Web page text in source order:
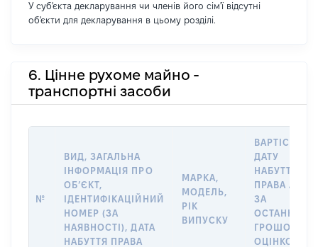
У суб'єкта декларування чи членів його сім'ї відсутні
об'єкти для декларування в цьому розділі.
6. Цінне рухоме майно -
транспортні засоби
№
ВИД, ЗАГАЛЬНА
ІНФОРМАЦІЯ ПРО
ОБʼЄКТ,
ІДЕНТИФІКАЦІЙНИЙ
НОМЕР (ЗА
НАЯВНОСТІ), ДАТА
НАБУТТЯ ПРАВА
МАРКА,
МОДЕЛЬ,
РІК
ВИПУСКУ
ВАРТІСТЬ НА
ДАТУ
НАБУТТЯ
ПРАВА АБО
ЗА
ГРОШОВОЮ
ОЦІНКОЮ,